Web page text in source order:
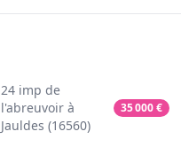
24 imp de
l'abreuvoir à
Jauldes (16560)
35 000€